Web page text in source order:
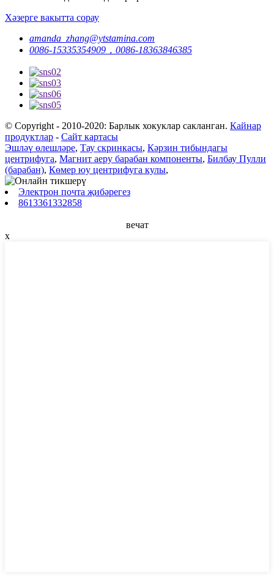
Хәзерге вакытта сорау
amanda_zhang@ytstamina.com
0086-15335354909，0086-18363846385
© Copyright - 2010-2020: Барлык хокуклар сакланган. Кайнар
продуктлар - Сайт картасы
Эшләү өлешләре, Тау скринкасы, Кәрзин тибындагы
центрифуга, Магнит аеру барабан компоненты, Билбау Пулли
(барабан), Көмер юу центрифуга кулы,
Электрон почта җибәрегез
8613361332858
вечат
x